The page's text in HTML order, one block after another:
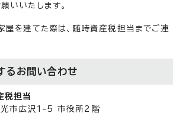
いいたします。
屋を建てた際は、随時資産税担当までご連
る お問い合わせ
税担当
市広沢1-5 市役所2階